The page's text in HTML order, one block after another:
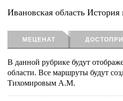
Ивановская область История
МЕЦЕНАТ
В данной рубрике будут
области. Все маршруты будут
Тихомировым А.М.